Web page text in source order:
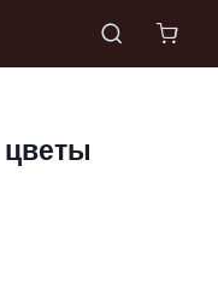
цветы